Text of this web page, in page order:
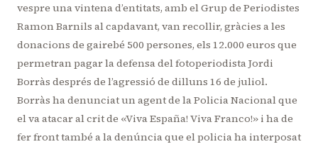
vespre una vintena d’entitats, amb el Grup de Periodistes
Ramon Barnils al capdavant, van recollir, gràcies a les
donacions de gairebé 500 persones, els 12.000 euros que
permetran pagar la defensa del fotoperiodista Jordi
Borràs després de l’agressió de dilluns 16 de juliol.
Borràs ha denunciat un agent de la Policia Nacional que
el va atacar al crit de «Viva España! Viva Franco!» i ha de
fer front també a la denúncia que el policia ha interposat